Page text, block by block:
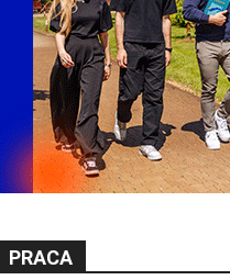
PRACA